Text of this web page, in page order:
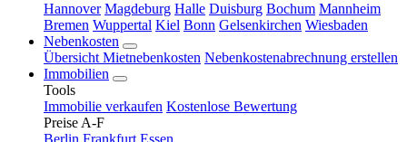
Hannover Magdeburg Halle Duisburg Bochum Mannheim
Bremen Wuppertal Kiel Bonn Gelsenkirchen Wiesbaden
Nebenkosten
Übersicht Mietnebenkosten Nebenkostenabrechnung erstellen
Immobilien
Tools
Immobilie verkaufen Kostenlose Bewertung
Preise A-F